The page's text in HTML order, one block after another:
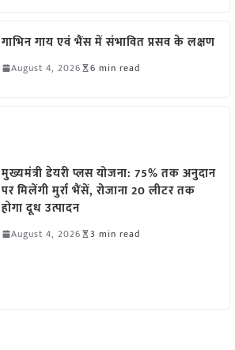
गाभिन गाय एवं भैंस में संभावित प्रसव के लक्षण
August 4, 2026 6 min read
मुख्यमंत्री डेयरी प्लस योजना: 75% तक अनुदान
पर मिलेंगी मुर्रा भैंसें, रोजाना 20 लीटर तक
होगा दूध उत्पादन
August 4, 2026 3 min read